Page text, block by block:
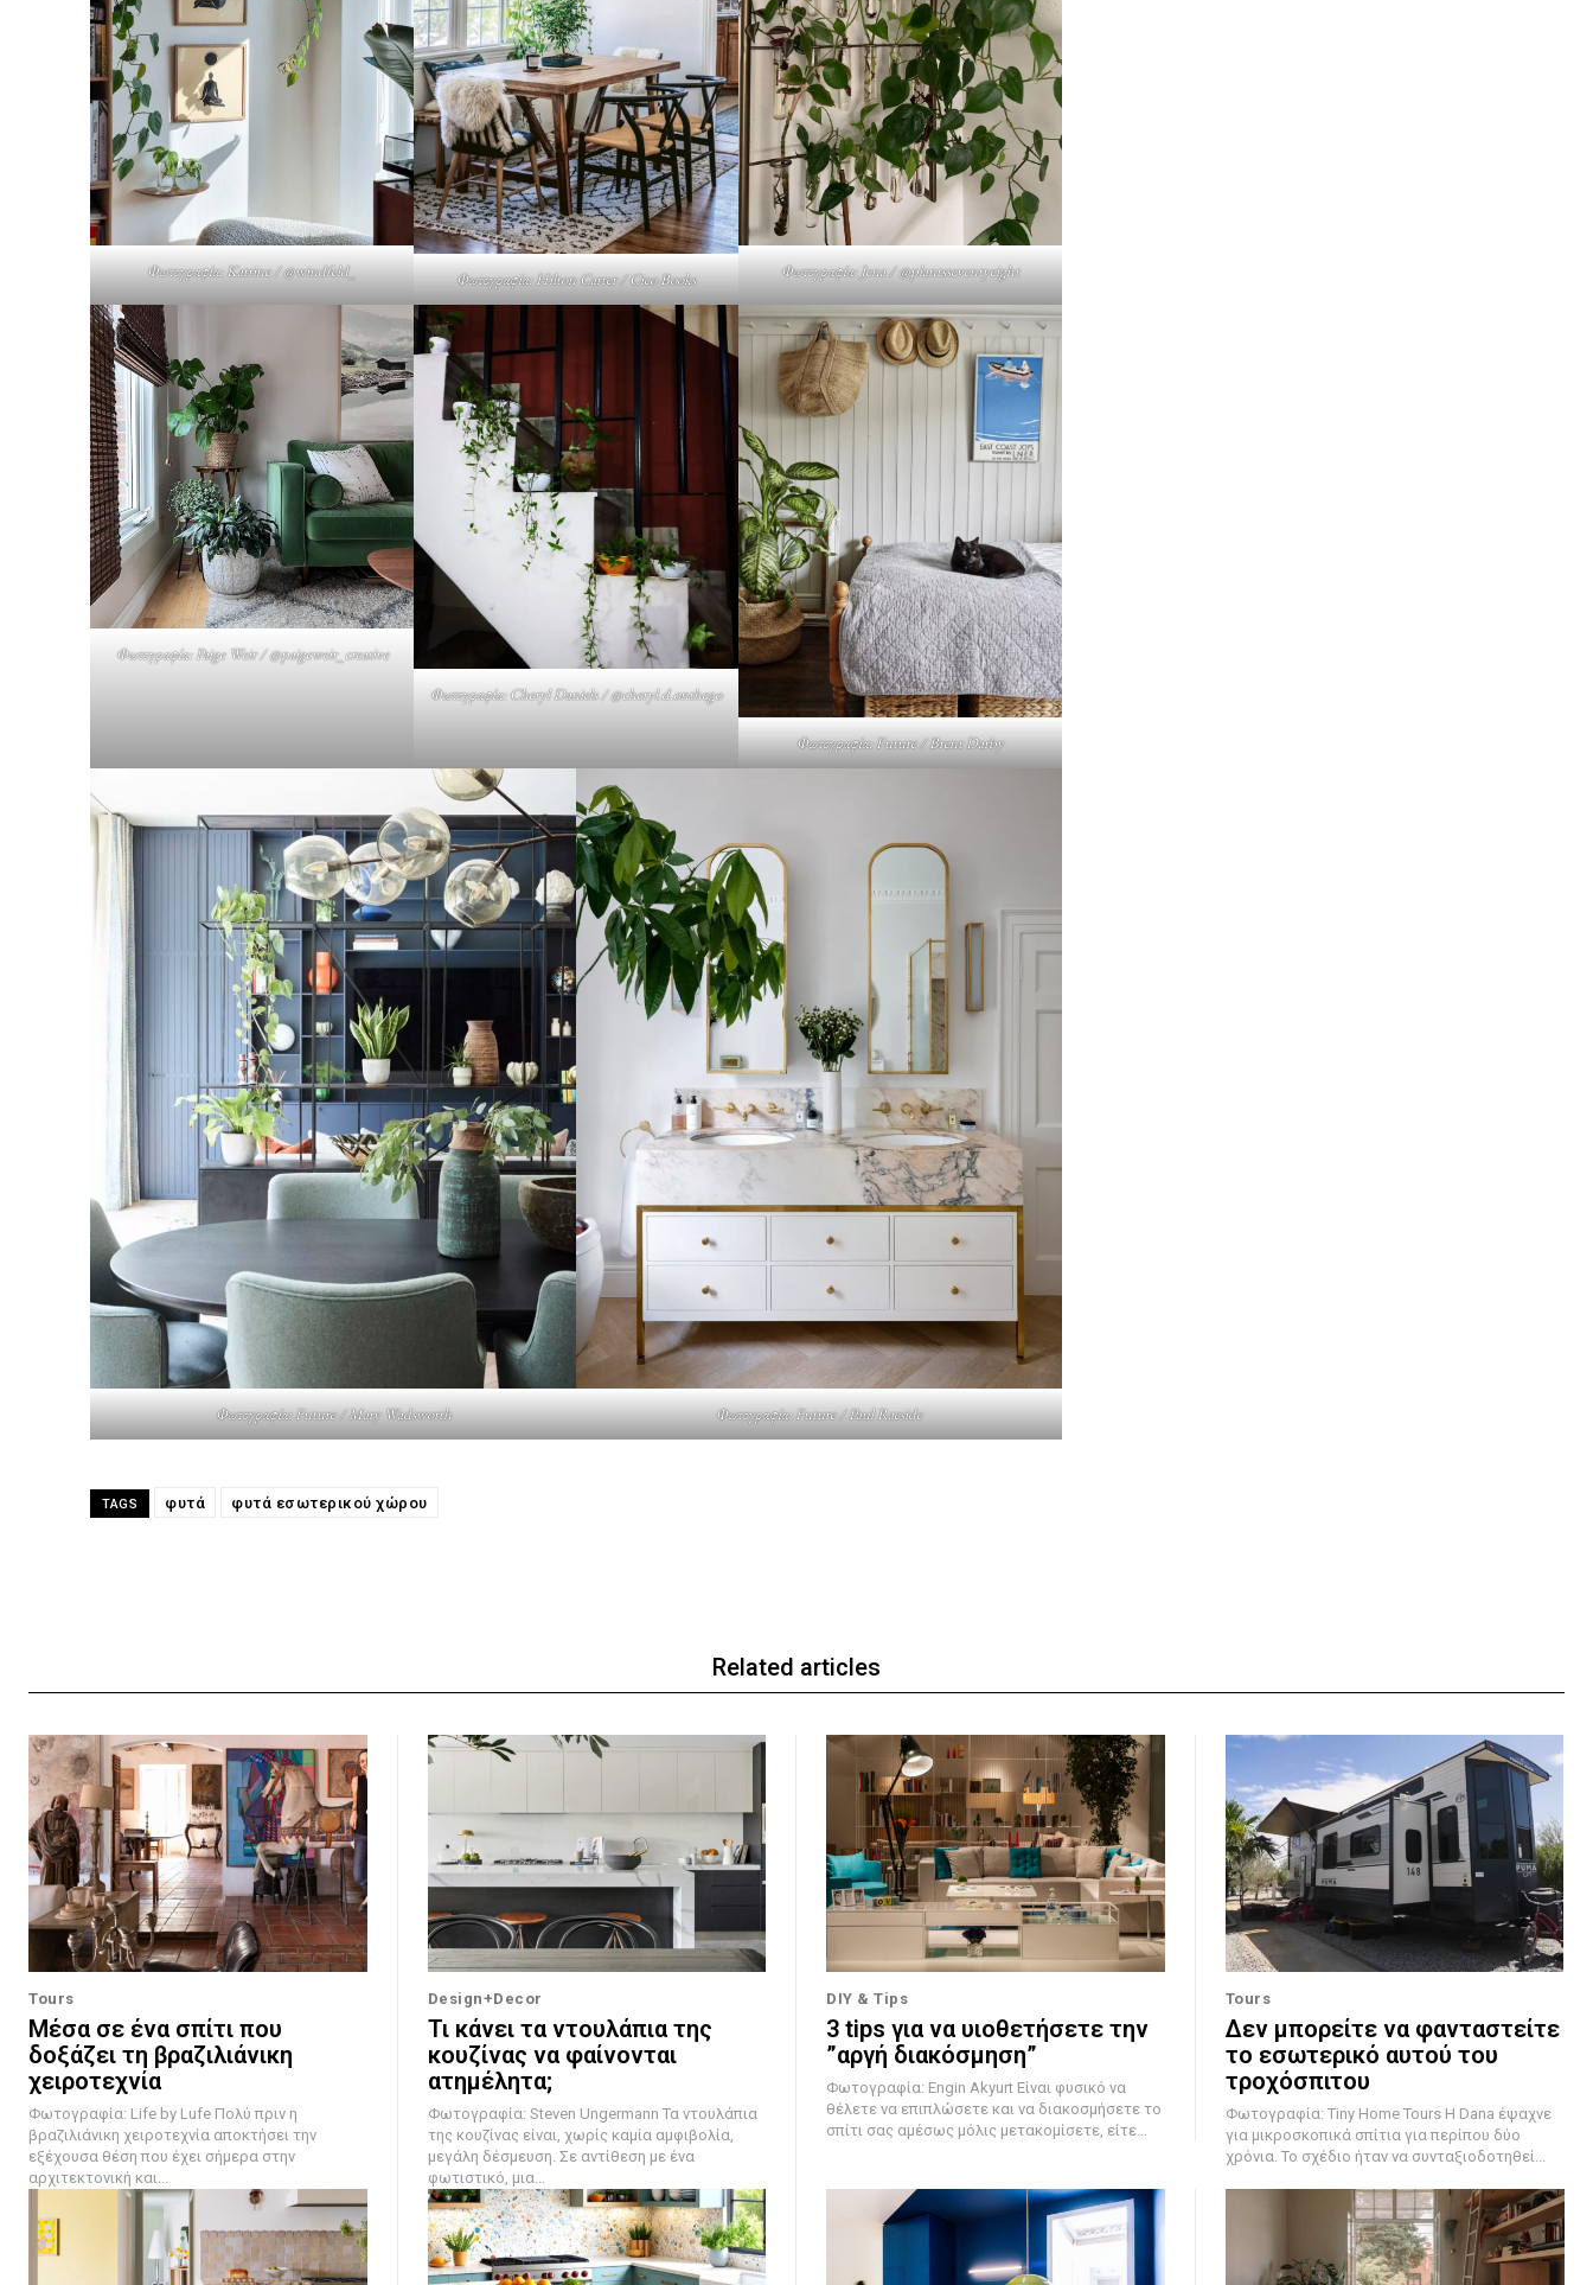
Φωτογραφία: Katrine / @windfeld_ Φωτογραφία: Hilton Carter / Cico Books Φωτογραφία: Jena / @plantsseventyeight
Φωτογραφία: Paige Weir / @paigeweir_creative
Φωτογραφία: Cheryl Daniels / @cheryl.d.onthego
Φωτογραφία: Future / Brent Darby
Φωτογραφία: Future / Mary Wadsworth Φωτογραφία: Future / Paul Raeside
TAGS φυτά φυτά εσωτερικού χώρου
Related articles
Tours
Μέσα σε ένα σπίτι που
δοξάζει τη βραζιλιάνικη
χειροτεχνία
Φωτογραφία: Life by Lufe Πολύ πριν η
βραζιλιάνικη χειροτεχνία αποκτήσει την
εξέχουσα θέση που έχει σήμερα στην
αρχιτεκτονική και...
Design+Decor
Τι κάνει τα ντουλάπια της
κουζίνας να φαίνονται
ατημέλητα;
Φωτογραφία: Steven Ungermann Τα ντουλάπια
της κουζίνας είναι, χωρίς καμία αμφιβολία,
μεγάλη δέσμευση. Σε αντίθεση με ένα
φωτιστικό, μια...
DIY & Tips
3 tips για να υιοθετήσετε την
”αργή διακόσμηση”
Φωτογραφία: Engin Akyurt Είναι φυσικό να
θέλετε να επιπλώσετε και να διακοσμήσετε το
σπίτι σας αμέσως μόλις μετακομίσετε, είτε...
Tours
Δεν μπορείτε να φανταστείτε
το εσωτερικό αυτού του
τροχόσπιτου
Φωτογραφία: Tiny Home Tours Η Dana έψαχνε
για μικροσκοπικά σπίτια για περίπου δύο
χρόνια. Το σχέδιο ήταν να συνταξιοδοτηθεί...